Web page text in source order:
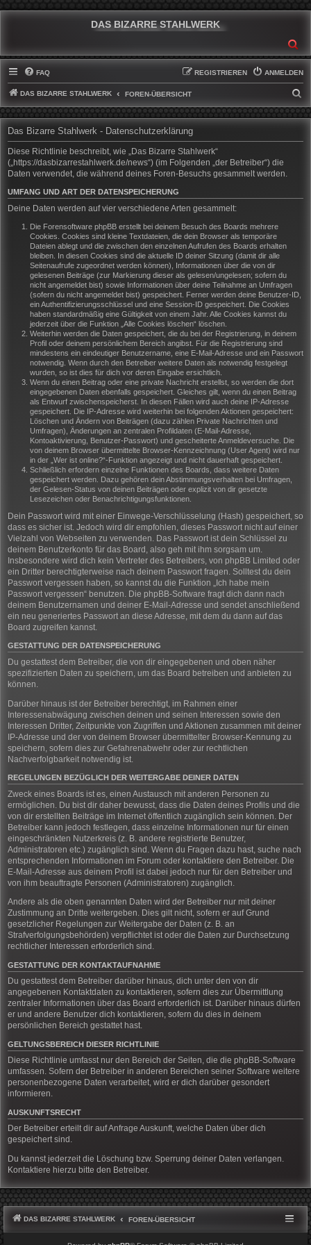
DAS BIZARRE STAHLWERK
FAQ ANMELDEN
REGISTRIEREN
DAS BIZARRE STAHLWERK FOREN-ÜBERSICHT
U
H
Das Bizarre Stahlwerk - Datenschutzerklärung
Diese Richtlinie beschreibt, wie „Das Bizarre Stahlwerk“
(„https://dasbizarrestahlwerk.de/news“) (im Folgenden „der Betreiber“) die
Daten verwendet, die während deines Foren-Besuchs gesammelt werden.
UMFANG UND ART DER DATENSPEICHERUNG
Deine Daten werden auf vier verschiedene Arten gesammelt:
Die Forensoftware phpBB erstellt bei deinem Besuch des Boards mehrere
Cookies. Cookies sind kleine Textdateien, die dein Browser als temporäre
Dateien ablegt und die zwischen den einzelnen Aufrufen des Boards erhalten
bleiben. In diesen Cookies sind die aktuelle ID deiner Sitzung (damit dir alle
Seitenaufrufe zugeordnet werden können), Informationen über die von dir
gelesenen Beiträge (zur Markierung dieser als gelesen/ungelesen; sofern du
nicht angemeldet bist) sowie Informationen über deine Teilnahme an Umfragen
(sofern du nicht angemeldet bist) gespeichert. Ferner werden deine Benutzer-ID,
ein Authentifizierungsschlüssel und eine Session-ID gespeichert. Die Cookies
haben standardmäßig eine Gültigkeit von einem Jahr. Alle Cookies kannst du
jederzeit über die Funktion „Alle Cookies löschen“ löschen.
Weiterhin werden die Daten gespeichert, die du bei der Registrierung, in deinem
Profil oder deinem persönlichem Bereich angibst. Für die Registrierung sind
mindestens ein eindeutiger Benutzername, eine E-Mail-Adresse und ein Passwort
notwendig. Wenn durch den Betreiber weitere Daten als notwendig festgelegt
wurden, so ist dies für dich vor deren Eingabe ersichtlich.
Wenn du einen Beitrag oder eine private Nachricht erstellst, so werden die dort
eingegebenen Daten ebenfalls gespeichert. Gleiches gilt, wenn du einen Beitrag
als Entwurf zwischenspeicherst. In diesen Fällen wird auch deine IP-Adresse
gespeichert. Die IP-Adresse wird weiterhin bei folgenden Aktionen gespeichert:
Löschen und Ändern von Beiträgen (dazu zählen Private Nachrichten und
Umfragen), Änderungen an zentralen Profildaten (E-Mail-Adresse,
Kontoaktivierung, Benutzer-Passwort) und gescheiterte Anmeldeversuche. Die
von deinem Browser übermittelte Browser-Kennzeichnung (User Agent) wird nur
in der „Wer ist online?“-Funktion angezeigt und nicht dauerhaft gespeichert.
Schließlich erfordern einzelne Funktionen des Boards, dass weitere Daten
gespeichert werden. Dazu gehören dein Abstimmungsverhalten bei Umfragen,
der Gelesen-Status von deinen Beiträgen oder explizit von dir gesetzte
Lesezeichen oder Benachrichtigungsfunktionen.
Dein Passwort wird mit einer Einwege-Verschlüsselung (Hash) gespeichert, so
dass es sicher ist. Jedoch wird dir empfohlen, dieses Passwort nicht auf einer
Vielzahl von Webseiten zu verwenden. Das Passwort ist dein Schlüssel zu
deinem Benutzerkonto für das Board, also geh mit ihm sorgsam um.
Insbesondere wird dich kein Vertreter des Betreibers, von phpBB Limited oder
ein Dritter berechtigterweise nach deinem Passwort fragen. Solltest du dein
Passwort vergessen haben, so kannst du die Funktion „Ich habe mein
Passwort vergessen“ benutzen. Die phpBB-Software fragt dich dann nach
deinem Benutzernamen und deiner E-Mail-Adresse und sendet anschließend
ein neu generiertes Passwort an diese Adresse, mit dem du dann auf das
Board zugreifen kannst.
GESTATTUNG DER DATENSPEICHERUNG
Du gestattest dem Betreiber, die von dir eingegebenen und oben näher
spezifizierten Daten zu speichern, um das Board betreiben und anbieten zu
können.
Darüber hinaus ist der Betreiber berechtigt, im Rahmen einer
Interessenabwägung zwischen deinen und seinen Interessen sowie den
Interessen Dritter, Zeitpunkte von Zugriffen und Aktionen zusammen mit deiner
IP-Adresse und der von deinem Browser übermittelter Browser-Kennung zu
speichern, sofern dies zur Gefahrenabwehr oder zur rechtlichen
Nachverfolgbarkeit notwendig ist.
REGELUNGEN BEZÜGLICH DER WEITERGABE DEINER DATEN
Zweck eines Boards ist es, einen Austausch mit anderen Personen zu
ermöglichen. Du bist dir daher bewusst, dass die Daten deines Profils und die
von dir erstellten Beiträge im Internet öffentlich zugänglich sein können. Der
Betreiber kann jedoch festlegen, dass einzelne Informationen nur für einen
eingeschränkten Nutzerkreis (z. B. andere registrierte Benutzer,
Administratoren etc.) zugänglich sind. Wenn du Fragen dazu hast, suche nach
entsprechenden Informationen im Forum oder kontaktiere den Betreiber. Die
E-Mail-Adresse aus deinem Profil ist dabei jedoch nur für den Betreiber und
von ihm beauftragte Personen (Administratoren) zugänglich.
Andere als die oben genannten Daten wird der Betreiber nur mit deiner
Zustimmung an Dritte weitergeben. Dies gilt nicht, sofern er auf Grund
gesetzlicher Regelungen zur Weitergabe der Daten (z. B. an
Strafverfolgungsbehörden) verpflichtet ist oder die Daten zur Durchsetzung
rechtlicher Interessen erforderlich sind.
GESTATTUNG DER KONTAKTAUFNAHME
Du gestattest dem Betreiber darüber hinaus, dich unter den von dir
angegebenen Kontaktdaten zu kontaktieren, sofern dies zur Übermittlung
zentraler Informationen über das Board erforderlich ist. Darüber hinaus dürfen
er und andere Benutzer dich kontaktieren, sofern du dies in deinem
persönlichen Bereich gestattet hast.
GELTUNGSBEREICH DIESER RICHTLINIE
Diese Richtlinie umfasst nur den Bereich der Seiten, die die phpBB-Software
umfassen. Sofern der Betreiber in anderen Bereichen seiner Software weitere
personenbezogene Daten verarbeitet, wird er dich darüber gesondert
informieren.
AUSKUNFTSRECHT
Der Betreiber erteilt dir auf Anfrage Auskunft, welche Daten über dich
gespeichert sind.
Du kannst jederzeit die Löschung bzw. Sperrung deiner Daten verlangen.
Kontaktiere hierzu bitte den Betreiber.
DAS BIZARRE STAHLWERK FOREN-ÜBERSICHT